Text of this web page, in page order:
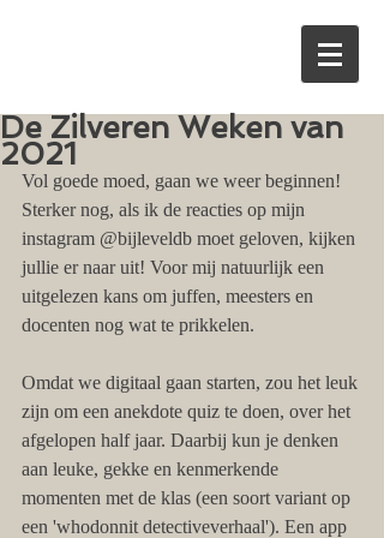
De Zilveren Weken van
2021
Vol goede moed, gaan we weer beginnen!
Sterker nog, als ik de reacties op mijn
instagram @bijleveldb moet geloven, kijken
jullie er naar uit! Voor mij natuurlijk een
uitgelezen kans om juffen, meesters en
docenten nog wat te prikkelen.
Omdat we digitaal gaan starten, zou het leuk
zijn om een anekdote quiz te doen, over het
afgelopen half jaar. Daarbij kun je denken
aan leuke, gekke en kenmerkende
momenten met de klas (een soort variant op
een 'whodonnit detectiveverhaal'). Een app